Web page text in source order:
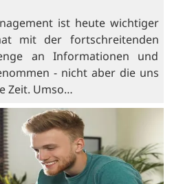
ist heute wichtiger
mit der fortschreitenden
an Informationen und
- nicht aber die uns
Zeit. Umso…